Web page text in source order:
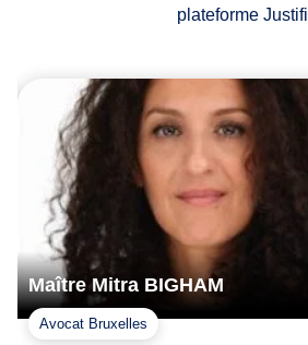
plateforme
Maître Mitra BIGHAM
Avocat Bruxelles